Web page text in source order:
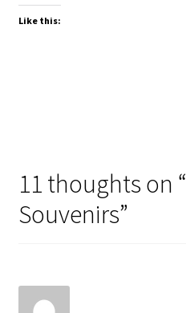
Like this:
11 thoughts on “
Souvenirs”